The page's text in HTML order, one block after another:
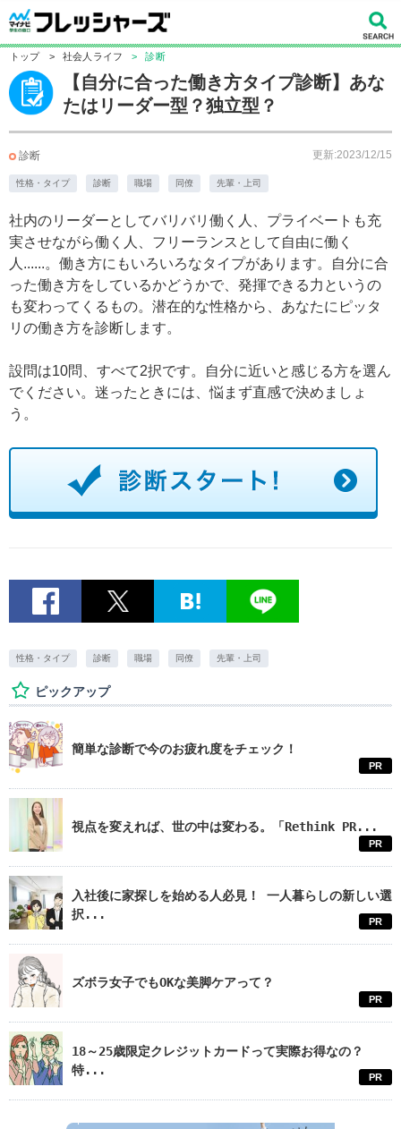
トップ > 社会人ライフ > 診断
【自分に合った働き方タイプ診断】あな
たはリーダー型？独立型？
診断 更新:2023/12/15
性格・タイプ 診断 職場 同僚 先輩・上司
社内のリーダーとしてバリバリ働く人、プライベートも充
実させながら働く人、フリーランスとして自由に働く
人......。働き方にもいろいろなタイプがあります。自分に合
った働き方をしているかどうかで、発揮できる力というの
も変わってくるもの。潜在的な性格から、あなたにピッタ
リの働き方を診断します。
設問は10問、すべて2択です。自分に近いと感じる方を選ん
でください。迷ったときには、悩まず直感で決めましょ
う。
性格・タイプ 診断 職場 同僚 先輩・上司
ピックアップ
簡単な診断で今のお疲れ度をチェック！
PR
視点を変えれば、世の中は変わる。「Rethink PR...
PR
入社後に家探しを始める人必見！ 一人暮らしの新しい選
択...
PR
ズボラ女子でもOKな美脚ケアって？
PR
18～25歳限定クレジットカードって実際お得なの？
特...
PR